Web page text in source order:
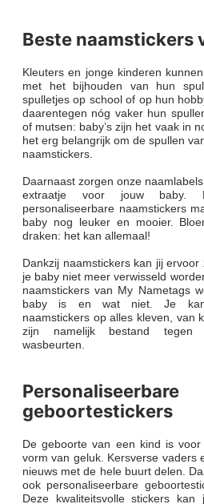
Beste naamstickers
Kleuters en jonge kinderen
met het bijhouden van hun
spulletjes op school of op hun
daarentegen nóg vaker hun
of mutsen: baby’s zijn het vaak in
het erg belangrijk om de spullen
naamstickers.
Daarnaast zorgen onze
extraatje voor jouw baby.
personaliseerbare naamstickers
baby nog leuker en mooier.
draken: het kan allemaal!
Dankzij naamstickers kan jij
je baby niet meer verwisseld
naamstickers van My Nametags
baby is en wat niet. Je kan
naamstickers op alles kleven, van
zijn namelijk bestand tegen
wasbeurten.
geboortestickers
De geboorte van een kind is
vorm van geluk. Kersverse vaders
nieuws met de hele buurt delen.
ook personaliseerbare
Deze kwaliteitsvolle stickers